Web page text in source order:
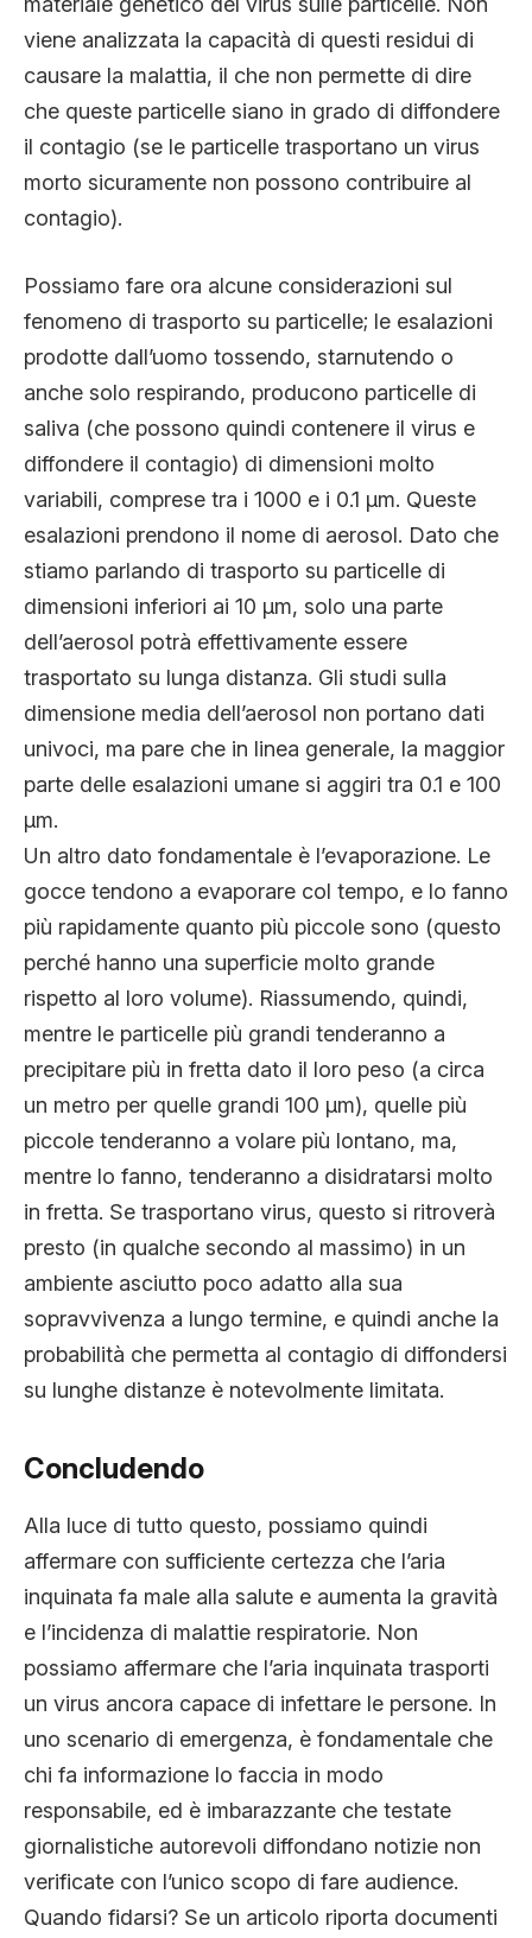
viene analizzata la capacità di questi residui di
causare la malattia, il che non permette di dire
che queste particelle siano in grado di diffondere
il contagio (se le particelle trasportano un virus
morto sicuramente non possono contribuire al
contagio).
Possiamo fare ora alcune considerazioni sul
fenomeno di trasporto su particelle; le esalazioni
prodotte dall’uomo tossendo, starnutendo o
anche solo respirando, producono particelle di
saliva (che possono quindi contenere il virus e
diffondere il contagio) di dimensioni molto
variabili, comprese tra i 1000 e i 0.1 µm. Queste
esalazioni prendono il nome di aerosol. Dato che
stiamo parlando di trasporto su particelle di
dimensioni inferiori ai 10 µm, solo una parte
dell’aerosol potrà effettivamente essere
trasportato su lunga distanza. Gli studi sulla
dimensione media dell’aerosol non portano dati
univoci, ma pare che in linea generale, la maggior
parte delle esalazioni umane si aggiri tra 0.1 e 100
µm.
Un altro dato fondamentale è l’evaporazione. Le
gocce tendono a evaporare col tempo, e lo fanno
più rapidamente quanto più piccole sono (questo
perché hanno una superficie molto grande
rispetto al loro volume). Riassumendo, quindi,
mentre le particelle più grandi tenderanno a
precipitare più in fretta dato il loro peso (a circa
un metro per quelle grandi 100 µm), quelle più
piccole tenderanno a volare più lontano, ma,
mentre lo fanno, tenderanno a disidratarsi molto
in fretta. Se trasportano virus, questo si ritroverà
presto (in qualche secondo al massimo) in un
ambiente asciutto poco adatto alla sua
sopravvivenza a lungo termine, e quindi anche la
probabilità che permetta al contagio di diffondersi
su lunghe distanze è notevolmente limitata.
Concludendo
Alla luce di tutto questo, possiamo quindi
affermare con sufficiente certezza che l’aria
inquinata fa male alla salute e aumenta la gravità
e l’incidenza di malattie respiratorie. Non
possiamo affermare che l’aria inquinata trasporti
un virus ancora capace di infettare le persone. In
uno scenario di emergenza, è fondamentale che
chi fa informazione lo faccia in modo
responsabile, ed è imbarazzante che testate
giornalistiche autorevoli diffondano notizie non
verificate con l’unico scopo di fare audience.
Quando fidarsi? Se un articolo riporta documenti